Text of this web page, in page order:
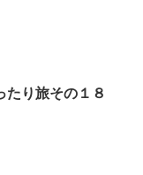
たり旅その１８